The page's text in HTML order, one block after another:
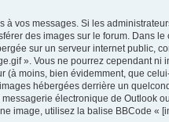
à vos messages. Si les
des images sur le forum. Dans
sur un serveur internet public,
». Vous ne pourrez cependant ni
(à moins, bien évidemment, que
hébergées derrière un
électronique de Outlook
image, utilisez la balise BBCode «